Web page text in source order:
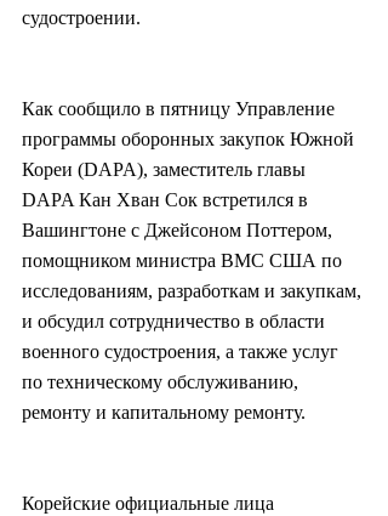
судостроении.
Как сообщило в пятницу Управление
программы оборонных закупок Южной
Кореи (DAPA), заместитель главы
DAPA Кан Хван Сок встретился в
Вашингтоне с Джейсоном Поттером,
помощником министра ВМС США по
исследованиям, разработкам и закупкам,
и обсудил сотрудничество в области
военного судостроения, а также услуг
по техническому обслуживанию,
ремонту и капитальному ремонту.
Корейские официальные лица